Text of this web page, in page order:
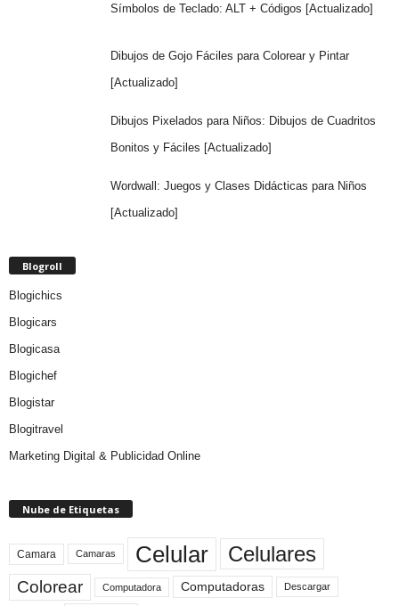
Símbolos de Teclado: ALT + Códigos [Actualizado]
Dibujos de Gojo Fáciles para Colorear y Pintar
[Actualizado]
Dibujos Pixelados para Niños: Dibujos de Cuadritos
Bonitos y Fáciles [Actualizado]
Wordwall: Juegos y Clases Didácticas para Niños
[Actualizado]
Blogroll
Blogichics
Blogicars
Blogicasa
Blogichef
Blogistar
Blogitravel
Marketing Digital & Publicidad Online
Nube de Etiquetas
Camara Camaras Celular Celulares
Colorear Computadora Computadoras Descargar